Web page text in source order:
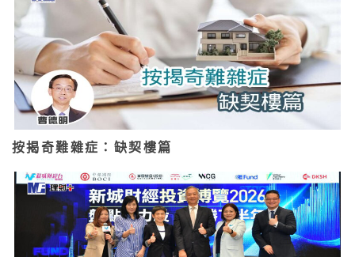
按揭奇難雜症：缺契樓篇